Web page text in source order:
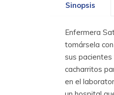
Sinopsis
Enfermera
tomársela
sus
cacharritos
en el